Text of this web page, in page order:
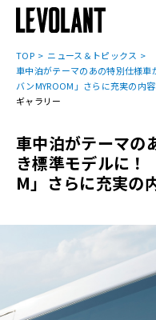
TOP
ニュース＆トピックス
車中泊がテーマのあの特別仕様
バンMYROOM」さらに充実の内
ギャラリー
車中泊がテーマの
き標準モデルに！
M」さらに充実の